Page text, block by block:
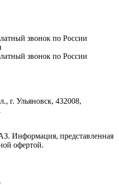
звонок по России
звонок по России
г. Ульяновск, 432008,
Информация, представленная
офертой.